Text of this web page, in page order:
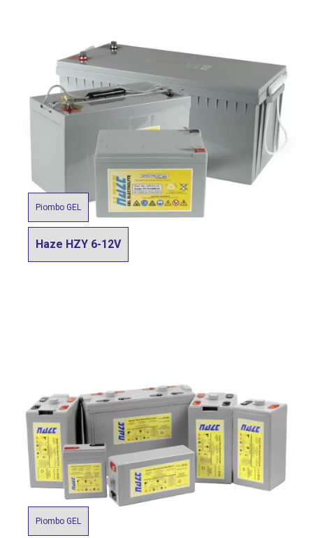
Piombo GEL
Haze HZY 6-12V
Piombo GEL